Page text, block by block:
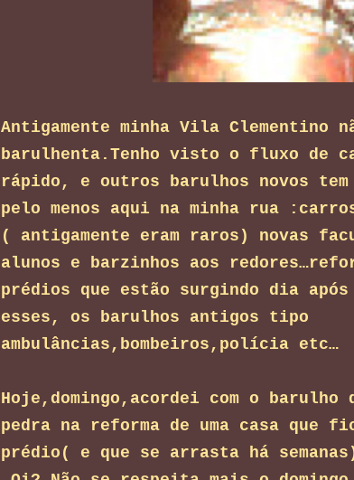
Antigamente minha Vila Clementino
barulhenta.Tenho visto o fluxo de
rápido, e outros barulhos novos tem
pelo menos aqui na minha rua
( antigamente eram raros) novas
alunos e barzinhos aos
prédios que estão surgindo dia
esses, os barulhos antigos tipo
ambulâncias,bombeiros,polícia etc…
Hoje,domingo,acordei com o barulho
pedra na reforma de uma casa que
prédio( e que se arrasta há